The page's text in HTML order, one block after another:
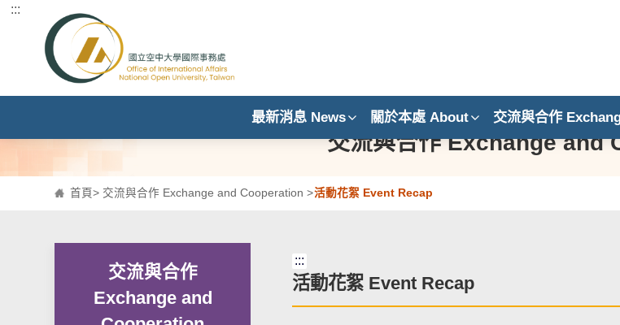
跳到主要內容區塊
:::
最新消息 News 關於本處 About 交流與合作
交流與合作 Exchange
首頁> 交流與合作 Exchange and Cooperation >活動花絮 Event Recap
交流與合作
Exchange and
:::
活動花絮 Event Recap